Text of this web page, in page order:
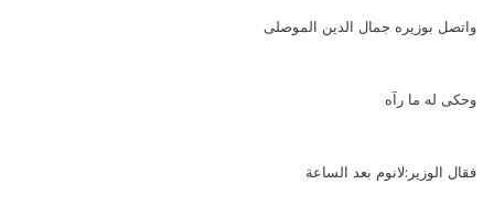
واتصل بوزيره جمال الدين الموصلى
وحكى له ما رآه
فقال الوزير:لانوم بعد الساعة